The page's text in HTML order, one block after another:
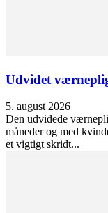
Udvidet
5. august 2026
Den udvidede
måneder og med
et vigtigt skridt...